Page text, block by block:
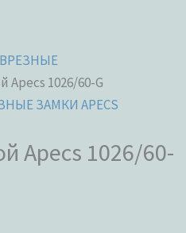
ВРЕЗНЫЕ
Apecs 1026/60-G
ЗАМКИ APECS
Apecs 1026/60-